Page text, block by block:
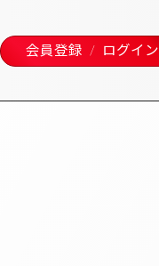
会員登録 ログイン